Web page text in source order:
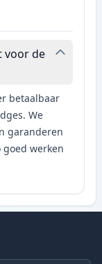
voor de
betaalbaar
We
garanderen
werken